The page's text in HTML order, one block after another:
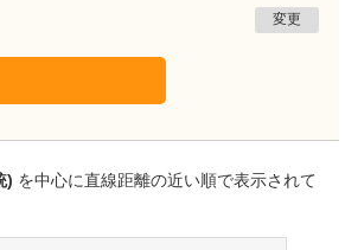
変更
) を中心に直線距離の近い順で表示されて
児島県鹿児島市
いろ歯科医院
歯科医師を志したきっかけを教えてください。